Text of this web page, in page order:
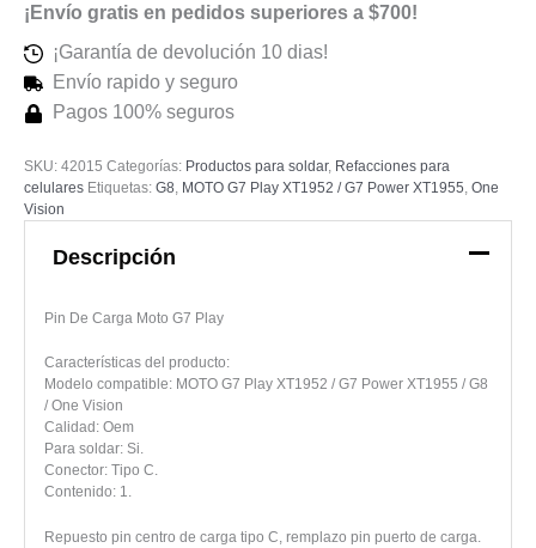
¡Envío gratis en pedidos superiores a $700!
¡Garantía de devolución 10 dias!
Envío rapido y seguro
Pagos 100% seguros
SKU: 42015 Categorías: Productos para soldar, Refacciones para
celulares Etiquetas: G8, MOTO G7 Play XT1952 / G7 Power XT1955, One
Vision
Descripción
Pin De Carga Moto G7 Play
Características del producto:
Modelo compatible: MOTO G7 Play XT1952 / G7 Power XT1955 / G8
/ One Vision
Calidad: Oem
Para soldar: Si.
Conector: Tipo C.
Contenido: 1.
Repuesto pin centro de carga tipo C, remplazo pin puerto de carga.